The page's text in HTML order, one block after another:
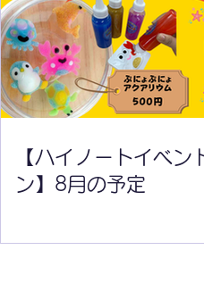
【ハイノートイベントキ
バン】8月の予定
【ハイノートイベン
ン】8月の予定